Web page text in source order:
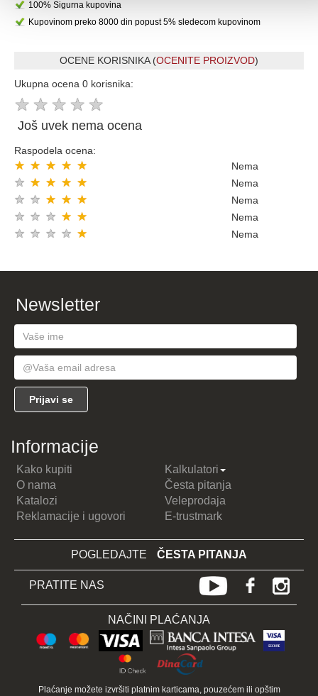
100% Sigurna kupovina
Kupovinom preko 8000 din popust 5% sledecom kupovinom
OCENE KORISNIKA (OCENITE PROIZVOD)
Ukupna ocena 0 korisnika:
★ ★ ★ ★ ★
Još uvek nema ocena
Raspodela ocena:
★
★
★
★
★ Nema
★
★
★
★
★ Nema
★
★
★
★
★ Nema
★
★
★
★
★ Nema
★
★
★
★
★ Nema
Newsletter
Informacije
Kako kupiti
Kalkulatori
O nama
Česta pitanja
Katalozi
Veleprodaja
Reklamacije i ugovori
E-trustmark
POGLEDAJTE ČESTA PITANJA
PRATITE NAS
NAČINI PLAĆANJA
Plaćanje možete izvršiti platnim karticama, pouzećem ili opštim